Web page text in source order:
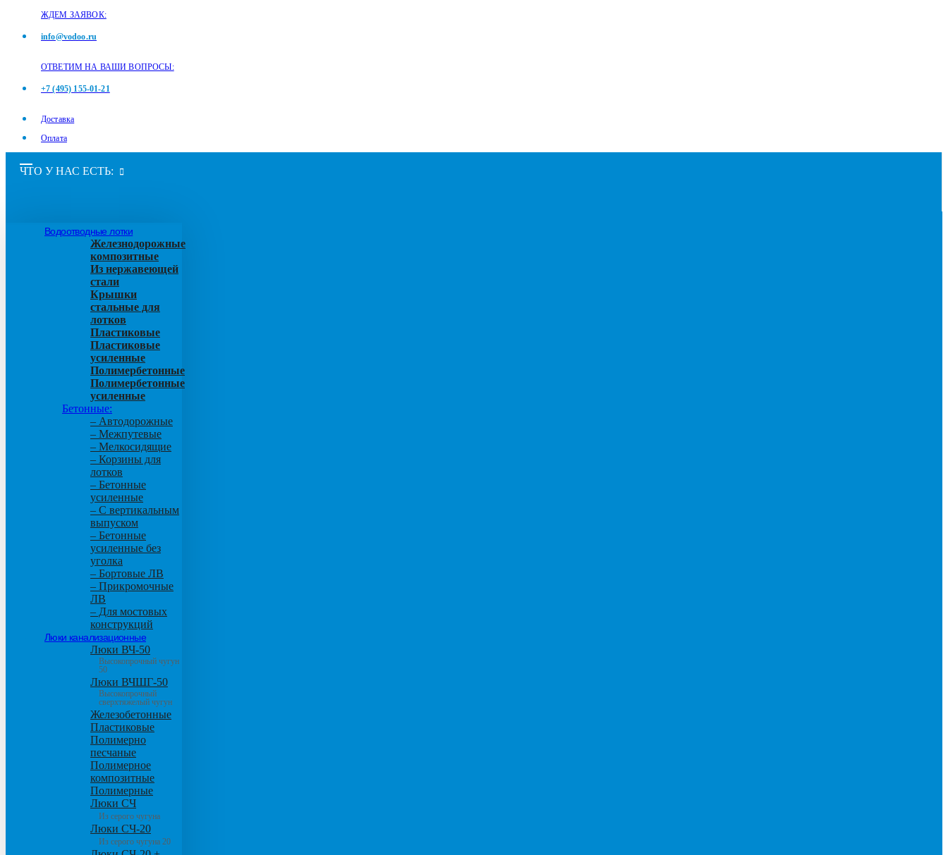
ЖДЕМ ЗАЯВОК:
info@vodoo.ru
ОТВЕТИМ НА ВАШИ ВОПРОСЫ:
+7 (495) 155-01-21
Доставка
Оплата
ЧТО У НАС ЕСТЬ:
Водоотводные лотки
Железнодорожные
композитные
Из нержавеющей
стали
Крышки
стальные для
лотков
Пластиковые
Пластиковые
усиленные
Полимербетонные
Полимербетонные
усиленные
Бетонные:
– Автодорожные
– Межпутевые
– Мелкосидящие
– Корзины для
лотков
– Бетонные
усиленные
– С вертикальным
выпуском
– Бетонные
усиленные без
уголка
– Бортовые ЛВ
– Прикромочные
ЛВ
– Для мостовых
конструкций
Люки канализационные
Люки ВЧ-50
Высокопрочный чугун
50
Люки ВЧШГ-50
Высокопрочный
сверхтяжелый чугун
Железобетонные
Пластиковые
Полимерно
песчаные
Полимерное
композитные
Полимерные
Люки СЧ
Из серого чугуна
Люки СЧ-20
Из серого чугуна 20